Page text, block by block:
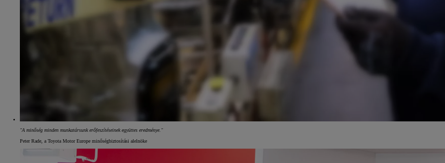
"A minőség minden munkatársunk erőfeszítéseinek együttes eredménye."
Peter Rade, a Toyota Motor Europe minőségbiztosítási alelnöke